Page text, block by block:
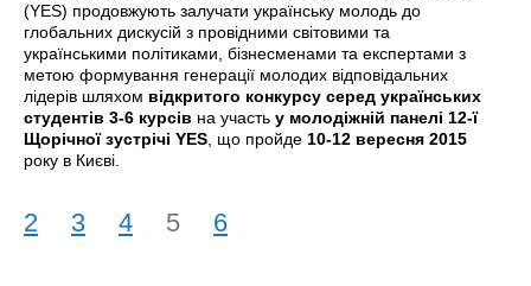
(YES) продовжують залучати українську молодь до
глобальних дискусій з провідними світовими та
українськими політиками, бізнесменами та експертами з
метою формування генерації молодих відповідальних
лідерів шляхом відкритого конкурсу серед українських
студентів 3-6 курсів на участь у молодіжній панелі 12-ї
Щорічної зустрічі YES , що пройде 10-12 вересня 2015
року в Києві.
2 3 4 5 6